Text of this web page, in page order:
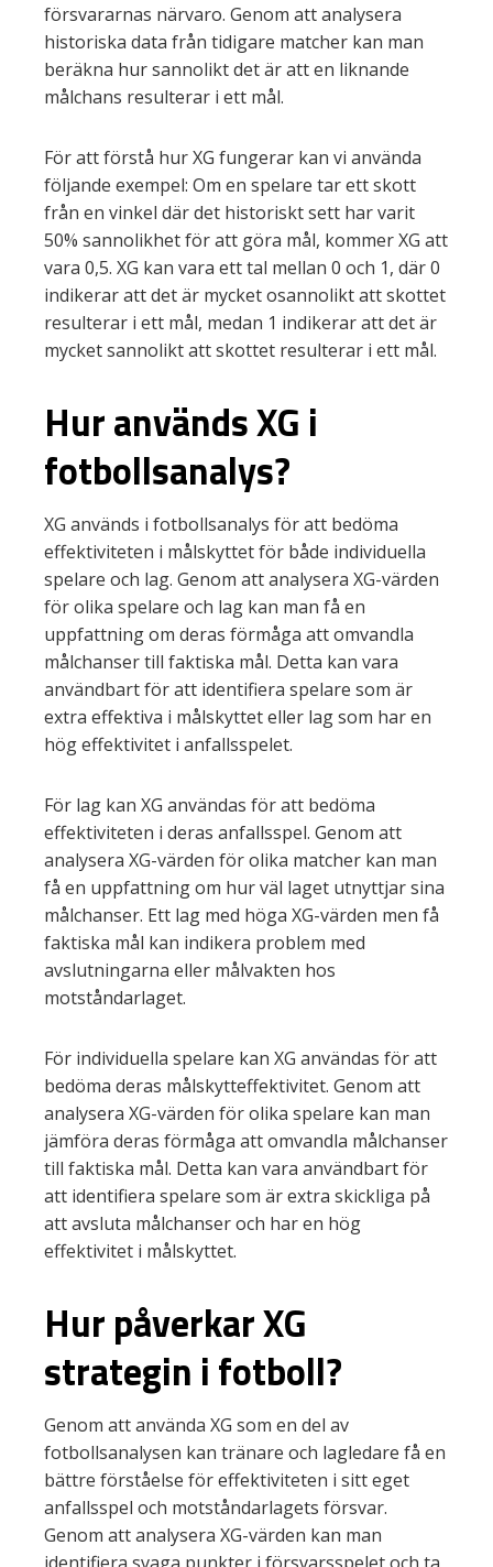
försvararnas närvaro. Genom att analysera
historiska data från tidigare matcher kan man
beräkna hur sannolikt det är att en liknande
målchans resulterar i ett mål.
För att förstå hur XG fungerar kan vi använda
följande exempel: Om en spelare tar ett skott
från en vinkel där det historiskt sett har varit
50% sannolikhet för att göra mål, kommer XG att
vara 0,5. XG kan vara ett tal mellan 0 och 1, där 0
indikerar att det är mycket osannolikt att skottet
resulterar i ett mål, medan 1 indikerar att det är
mycket sannolikt att skottet resulterar i ett mål.
Hur används XG i
fotbollsanalys?
XG används i fotbollsanalys för att bedöma
effektiviteten i målskyttet för både individuella
spelare och lag. Genom att analysera XG-värden
för olika spelare och lag kan man få en
uppfattning om deras förmåga att omvandla
målchanser till faktiska mål. Detta kan vara
användbart för att identifiera spelare som är
extra effektiva i målskyttet eller lag som har en
hög effektivitet i anfallsspelet.
För lag kan XG användas för att bedöma
effektiviteten i deras anfallsspel. Genom att
analysera XG-värden för olika matcher kan man
få en uppfattning om hur väl laget utnyttjar sina
målchanser. Ett lag med höga XG-värden men få
faktiska mål kan indikera problem med
avslutningarna eller målvakten hos
motståndarlaget.
För individuella spelare kan XG användas för att
bedöma deras målskytteffektivitet. Genom att
analysera XG-värden för olika spelare kan man
jämföra deras förmåga att omvandla målchanser
till faktiska mål. Detta kan vara användbart för
att identifiera spelare som är extra skickliga på
att avsluta målchanser och har en hög
effektivitet i målskyttet.
Hur påverkar XG
strategin i fotboll?
Genom att använda XG som en del av
fotbollsanalysen kan tränare och lagledare få en
bättre förståelse för effektiviteten i sitt eget
anfallsspel och motståndarlagets försvar.
Genom att analysera XG-värden kan man